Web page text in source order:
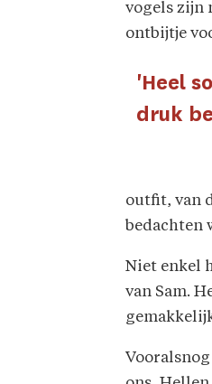
vogels zijn
ontbijtje
'Heel
druk
outfit, van
bedachten
Niet enkel
van Sam.